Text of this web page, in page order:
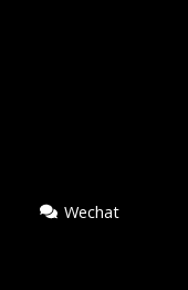
Wechat